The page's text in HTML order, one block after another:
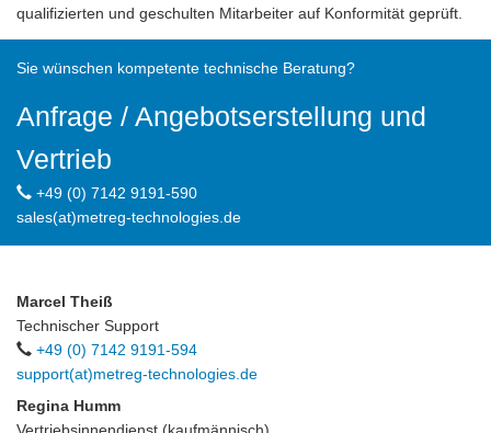
qualifizierten und geschulten Mitarbeiter auf Konformität geprüft.
Sie wünschen kompetente technische Beratung?
Anfrage / Angebotserstellung und
Vertrieb
+49 (0) 7142 9191-590
sales(at)metreg-technologies.de
Marcel Theiß
Technischer Support
+49 (0) 7142 9191-594
support(at)metreg-technologies.de
Regina Humm